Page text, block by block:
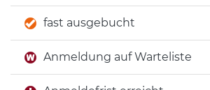
fast ausgebucht
Anmeldung auf Warteliste